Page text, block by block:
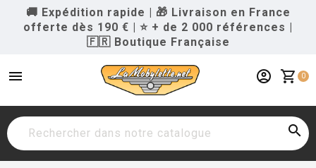
🚚 Expédition rapide | 🎁 Livraison en France
offerte dès 190 € | ⭐ + de 2 000 références |
🇫🇷 Boutique Française
menu shopping_cart 0
account_circle
